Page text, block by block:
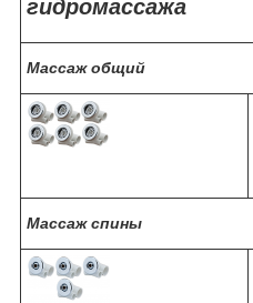
гидромассажа
Массаж общий
Массаж спины